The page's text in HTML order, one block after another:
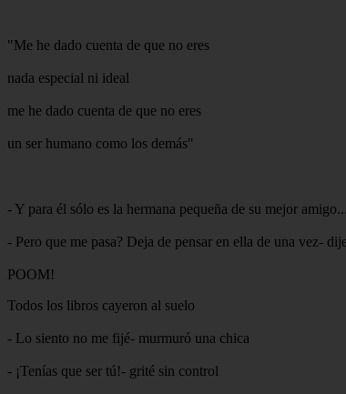
"Me he dado cuenta de que no eres
nada especial ni ideal
me he dado cuenta de que no eres
un ser humano como los demás"
- Y para él sólo es la hermana pequeña de su mejor
- Pero que me pasa? Deja de pensar en ella de una vez-
POOM!
Todos los libros cayeron al suelo
- Lo siento no me fijé- murmuró una chica
- ¡Tenías que ser tú!- grité sin control